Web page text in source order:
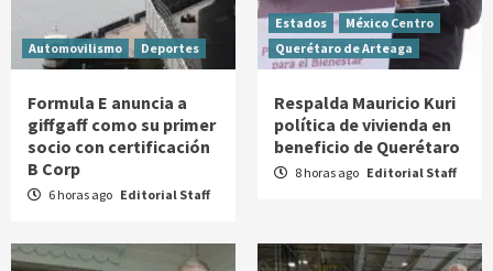
Automovilismo Deportes
Formula E anuncia a
giffgaff como su primer
socio con certificación
B Corp
6 horas ago Editorial Staff
Estados
México Centro
Querétaro de Arteaga
Respalda Mauricio Kuri
política de vivienda en
beneficio de Querétaro
8 horas ago Editorial Staff